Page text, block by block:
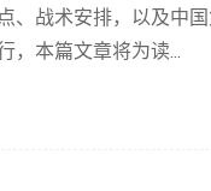
、战术安排，以及中
，本篇文章将为读...